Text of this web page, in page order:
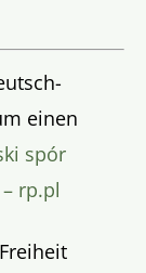
einen
spór
rp.pl